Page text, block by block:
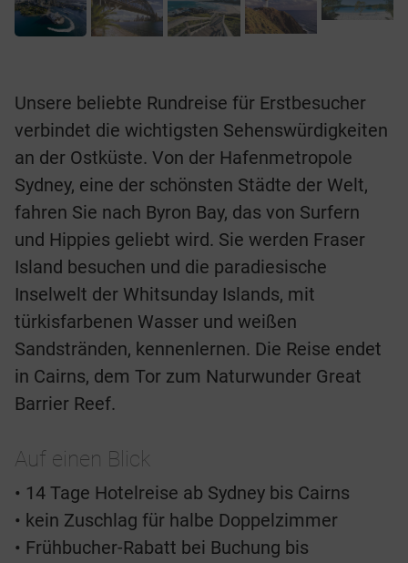
Unsere beliebte Rundreise für Erstbesucher
verbindet die wichtigsten Sehenswürdigkeiten
an der Ostküste. Von der Hafenmetropole
Sydney, eine der schönsten Städte der Welt,
fahren Sie nach Byron Bay, das von Surfern
und Hippies geliebt wird. Sie werden Fraser
Island besuchen und die paradiesische
Inselwelt der Whitsunday Islands, mit
türkisfarbenen Wasser und weißen
Sandstränden, kennenlernen. Die Reise endet
in Cairns, dem Tor zum Naturwunder Great
Barrier Reef.
Auf einen Blick
• 14 Tage Hotelreise ab Sydney bis Cairns
• kein Zuschlag für halbe Doppelzimmer
• Frühbucher-Rabatt bei Buchung bis